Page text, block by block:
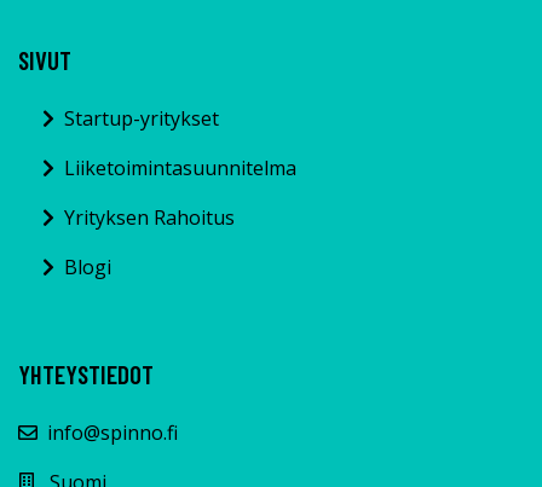
SIVUT
Startup-yritykset
Liiketoimintasuunnitelma
Yrityksen Rahoitus
Blogi
YHTEYSTIEDOT
info@spinno.fi